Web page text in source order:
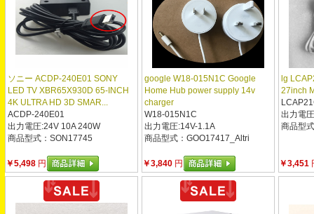
ソニー ACDP-240E01 SONY
LED TV XBR65X930D 65-INCH
4K ULTRA HD 3D SMAR...
ACDP-240E01
出力電圧:24V 10A 240W
商品型式：SON17745
￥5,498 円
google W18-015N1C Google
Home Hub power supply 14v
charger
W18-015N1C
出力電圧:14V-1.1A
商品型式：GOO17417_Altri
￥3,840 円
lg
27inch
出力電
商品型
￥3,451